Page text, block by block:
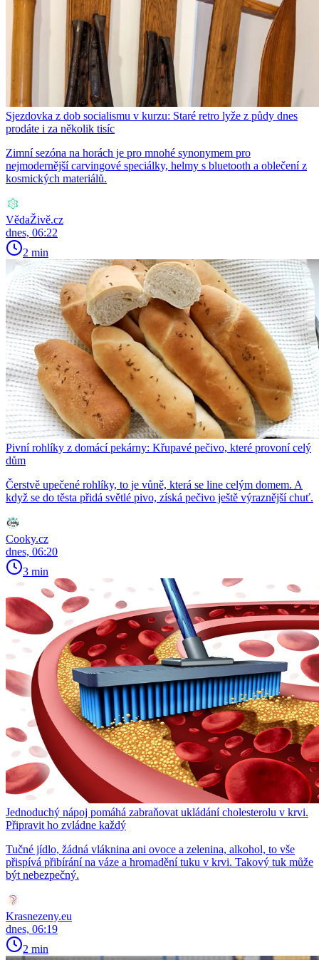
Sjezdovka z dob socialismu v kurzu: Staré retro lyže z půdy dnes
prodáte i za několik tisíc
Zimní sezóna na horách je pro mnohé synonymem pro
nejmodernější carvingové speciálky, helmy s bluetooth a oblečení z
kosmických materiálů.
VědaŽivě.cz
dnes, 06:22
2 min
Pivní rohlíky z domácí pekárny: Křupavé pečivo, které provoní celý
dům
Čerstvě upečené rohlíky, to je vůně, která se line celým domem. A
když se do těsta přidá světlé pivo, získá pečivo ještě výraznější chuť.
Cooky.cz
dnes, 06:20
3 min
Jednoduchý nápoj pomáhá zabraňovat ukládání cholesterolu v krvi.
Připravit ho zvládne každý
Tučné jídlo, žádná vláknina ani ovoce a zelenina, alkohol, to vše
přispívá přibírání na váze a hromadění tuku v krvi. Takový tuk může
být nebezpečný.
Krasnezeny.eu
dnes, 06:19
2 min